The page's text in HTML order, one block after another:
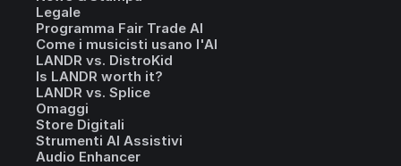
Legale
Programma Fair Trade AI
Come i musicisti usano l'AI
LANDR vs. DistroKid
Is LANDR worth it?
LANDR vs. Splice
Omaggi
Store Digitali
Strumenti AI Assistivi
Audio Enhancer